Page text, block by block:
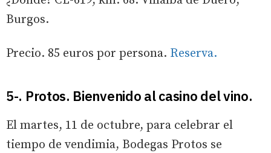
Burgos.
Precio. 85 euros por persona. Reserva.
5-. Protos. Bienvenido al casino del vino.
El martes, 11 de octubre, para celebrar el
tiempo de vendimia, Bodegas Protos se